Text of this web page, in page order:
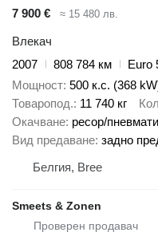
7 900 € ≈ 15 480 лв.
Влекач
2007
808 784 км
Euro
Мощност 500 к.с. (368
Товаропод. 11 740 кг
Окачване ресор/
Вид предаване задно
Белгия, Bree
Smeets & Zonen